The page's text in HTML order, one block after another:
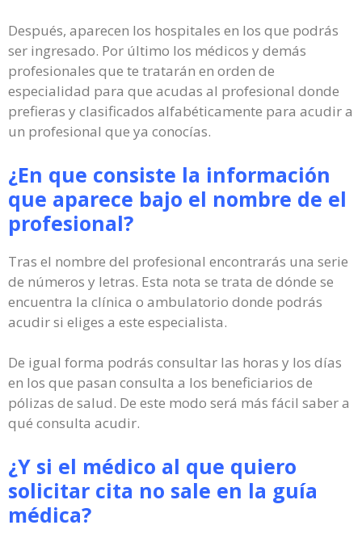
Después, aparecen los hospitales en los que podrás
ser ingresado. Por último los médicos y demás
profesionales que te tratarán en orden de
especialidad para que acudas al profesional donde
prefieras y clasificados alfabéticamente para acudir a
un profesional que ya conocías.
¿En que consiste la información
que aparece bajo el nombre de el
profesional?
Tras el nombre del profesional encontrarás una serie
de números y letras. Esta nota se trata de dónde se
encuentra la clínica o ambulatorio donde podrás
acudir si eliges a este especialista.
De igual forma podrás consultar las horas y los días
en los que pasan consulta a los beneficiarios de
pólizas de salud. De este modo será más fácil saber a
qué consulta acudir.
¿Y si el médico al que quiero
solicitar cita no sale en la guía
médica?